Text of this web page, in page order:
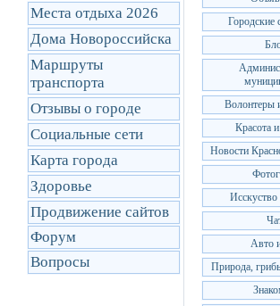
Места отдыха 2026
Дома Новороссийска
Маршруты
транcпорта
Отзывы о городе
Социальные сети
Карта города
Здоровье
Продвижение сайтов
Форум
Вопросы
Городские
Волонтеры
Красота
Новости
Исскуство
Авто
Природа,